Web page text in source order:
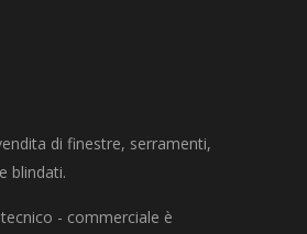
di finestre, serramenti,
blindati.
- commerciale è